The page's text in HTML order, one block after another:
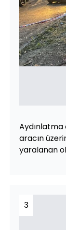
aracın
yaralanan
3